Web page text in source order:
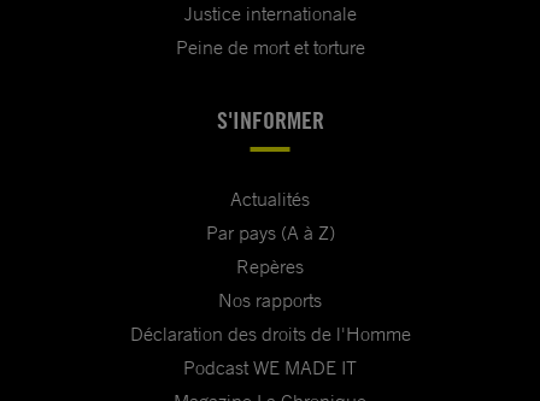
Justice internationale
Peine de mort et torture
S'INFORMER
Actualités
Par pays (A à Z)
Repères
Nos rapports
Déclaration des droits de l'Homme
Podcast WE MADE IT